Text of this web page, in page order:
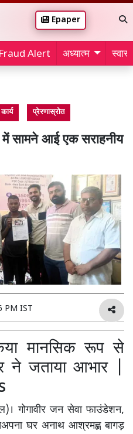
Epaper
Fraud Alert अध्यात्म
प्रेरणास्रोत
सामने आई एक सराहनीय
PM IST
मानसिक रूप से
ने जताया आभार |
गोगावीर जन सेवा फाउंडेशन,
घर अनाथ आश्रमह्ण बागड़